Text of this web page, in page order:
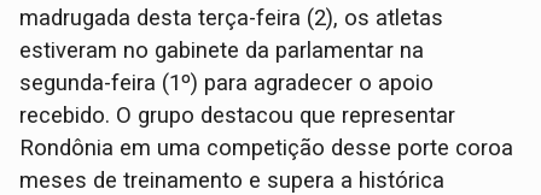
madrugada desta terça-feira (2), os atletas
estiveram no gabinete da parlamentar na
segunda-feira (1º) para agradecer o apoio
recebido. O grupo destacou que representar
Rondônia em uma competição desse porte coroa
meses de treinamento e supera a histórica